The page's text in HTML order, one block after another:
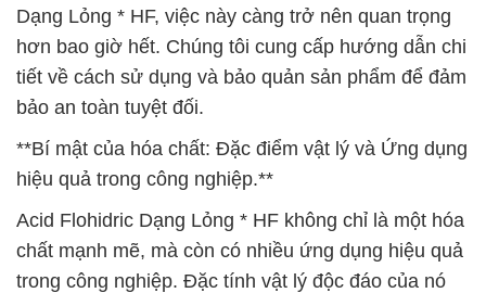
Dạng Lỏng * HF, việc này càng trở nên quan trọng
hơn bao giờ hết. Chúng tôi cung cấp hướng dẫn chi
tiết về cách sử dụng và bảo quản sản phẩm để đảm
bảo an toàn tuyệt đối.
**Bí mật của hóa chất: Đặc điểm vật lý và Ứng dụng
hiệu quả trong công nghiệp.**
Acid Flohidric Dạng Lỏng * HF không chỉ là một hóa
chất mạnh mẽ, mà còn có nhiều ứng dụng hiệu quả
trong công nghiệp. Đặc tính vật lý độc đáo của nó